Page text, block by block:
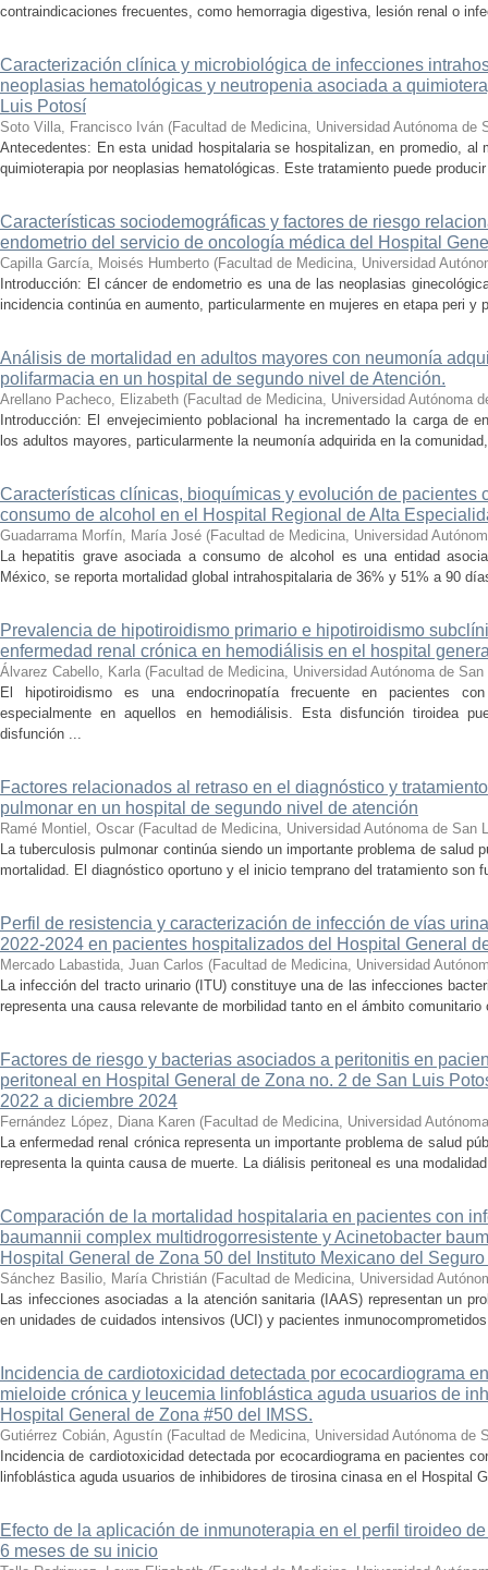
contraindicaciones frecuentes, como hemorragia digestiva, lesión renal o
Caracterización clínica y microbiológica de infecciones
neoplasias hematológicas y neutropenia asociada a
Luis Potosí
Soto Villa, Francisco Iván (Facultad de Medicina, Universidad Autónoma de
Antecedentes: En esta unidad hospitalaria se hospitalizan, en promedio, al
quimioterapia por neoplasias hematológicas. Este tratamiento puede
Características sociodemográficas y factores de riesgo
endometrio del servicio de oncología médica del Hospital
Capilla García, Moisés Humberto (Facultad de Medicina, Universidad
Introducción: El cáncer de endometrio es una de las neoplasias
incidencia continúa en aumento, particularmente en mujeres en etapa peri
Análisis de mortalidad en adultos mayores con neumonía
polifarmacia en un hospital de segundo nivel de Atención.
Arellano Pacheco, Elizabeth (Facultad de Medicina, Universidad Autónoma
Introducción: El envejecimiento poblacional ha incrementado la carga de
los adultos mayores, particularmente la neumonía adquirida en la
Características clínicas, bioquímicas y evolución de pacientes
consumo de alcohol en el Hospital Regional de Alta
Guadarrama Morfín, María José (Facultad de Medicina, Universidad
La hepatitis grave asociada a consumo de alcohol es una entidad
México, se reporta mortalidad global intrahospitalaria de 36% y 51% a 90
Prevalencia de hipotiroidismo primario e hipotiroidismo
enfermedad renal crónica en hemodiálisis en el hospital
Álvarez Cabello, Karla (Facultad de Medicina, Universidad Autónoma de
El hipotiroidismo es una endocrinopatía frecuente en pacientes
especialmente en aquellos en hemodiálisis. Esta disfunción tiroidea
disfunción ...
Factores relacionados al retraso en el diagnóstico y
pulmonar en un hospital de segundo nivel de atención
Ramé Montiel, Oscar (Facultad de Medicina, Universidad Autónoma de San
La tuberculosis pulmonar continúa siendo un importante problema de salud
mortalidad. El diagnóstico oportuno y el inicio temprano del tratamiento son
Perfil de resistencia y caracterización de infección de vías
2022-2024 en pacientes hospitalizados del Hospital General
Mercado Labastida, Juan Carlos (Facultad de Medicina, Universidad
La infección del tracto urinario (ITU) constituye una de las infecciones
representa una causa relevante de morbilidad tanto en el ámbito
Factores de riesgo y bacterias asociados a peritonitis en
peritoneal en Hospital General de Zona no. 2 de San Luis
2022 a diciembre 2024
Fernández López, Diana Karen (Facultad de Medicina, Universidad
La enfermedad renal crónica representa un importante problema de salud
representa la quinta causa de muerte. La diálisis peritoneal es una
Comparación de la mortalidad hospitalaria en pacientes con
baumannii complex multidrogorresistente y Acinetobacter
Hospital General de Zona 50 del Instituto Mexicano del
Sánchez Basilio, María Christián (Facultad de Medicina, Universidad
Las infecciones asociadas a la atención sanitaria (IAAS) representan un
en unidades de cuidados intensivos (UCI) y pacientes
Incidencia de cardiotoxicidad detectada por ecocardiograma
mieloide crónica y leucemia linfoblástica aguda usuarios de
Hospital General de Zona #50 del IMSS.
Gutiérrez Cobián, Agustín (Facultad de Medicina, Universidad Autónoma de
Incidencia de cardiotoxicidad detectada por ecocardiograma en pacientes
linfoblástica aguda usuarios de inhibidores de tirosina cinasa en el Hospital
Efecto de la aplicación de inmunoterapia en el perfil tiroideo
6 meses de su inicio